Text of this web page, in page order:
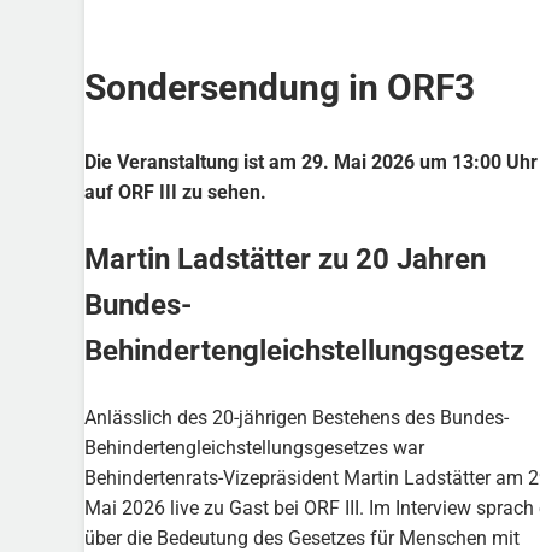
Sondersendung in ORF3
Die Veranstaltung ist am 29. Mai 2026 um 13:00 Uhr
auf ORF III zu sehen.
Martin Ladstätter zu 20 Jahren
Bundes-
Behindertengleichstellungsgesetz
Anlässlich des 20-jährigen Bestehens des Bundes-
Behindertengleichstellungsgesetzes war
Behindertenrats-Vizepräsident Martin Ladstätter am
Mai 2026 live zu Gast bei ORF III. Im Interview sprach
über die Bedeutung des Gesetzes für Menschen mit